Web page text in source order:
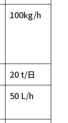
100kg/h
20 t/日
50 L/h